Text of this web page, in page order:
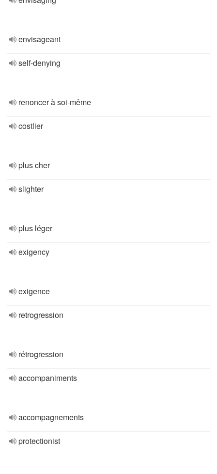
envisageant
self-denying
renoncer à soi-même
costlier
plus cher
slighter
plus léger
exigency
exigence
retrogression
rétrogression
accompaniments
accompagnements
protectionist